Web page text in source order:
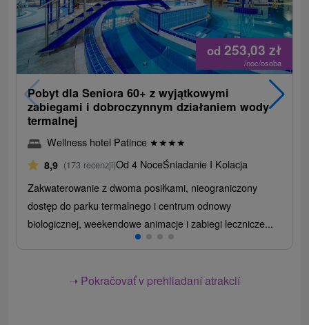
od 253,03zł
/noc/osoba
Pobyt dla Seniora 60+ z wyjątkowymi
zabiegami i dobroczynnym działaniem wody
termalnej
Wellness hotel Patince ★★★★
8,9 (173 recenzji)Od 4 NoceŚniadanie I Kolacja
Zakwaterowanie z dwoma posiłkami, nieograniczony
dostęp do parku termalnego i centrum odnowy
biologicznej, weekendowe animacje i zabiegi lecznicze...
➝ Pokračovať v prehliadaní atrakcií